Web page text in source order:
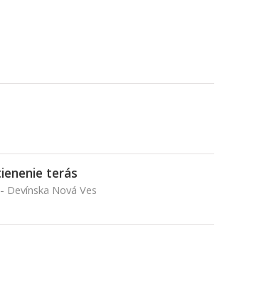
terás
Devínska Nová Ves